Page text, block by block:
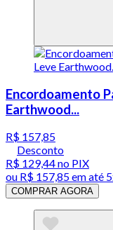
Encordoamento
Earthwood...
R$ 157,85
Desconto
R$ 129,44no PIX
ou R$ 157,85em até
COMPRAR AGORA